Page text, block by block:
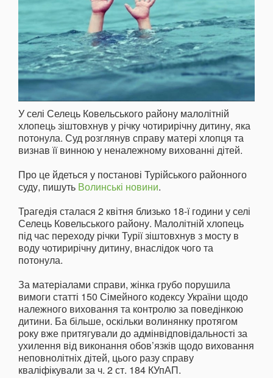
У селі Селець Ковельського району малолітній
хлопець зіштовхнув у річку чотирирічну дитину, яка
потонула. Суд розглянув справу матері хлопця та
визнав її винною у неналежному вихованні дітей.
Про це йдеться у постанові Турійського районного
суду, пишуть Волинські новини.
Трагедія сталася 2 квітня близько 18-ї години у селі
Селець Ковельського району. Малолітній хлопець
під час переходу річки Турії зіштовхнув з мосту в
воду чотирирічну дитину, внаслідок чого та
потонула.
За матеріалами справи, жінка грубо порушила
вимоги статті 150 Сімейного кодексу України щодо
належного виховання та контролю за поведінкою
дитини. Ба більше, оскільки волинянку протягом
року вже притягували до адмінвідповідальності за
ухилення від виконання обов’язків щодо виховання
неповнолітніх дітей, цього разу справу
кваліфікували за ч. 2 ст. 184 КУпАП.